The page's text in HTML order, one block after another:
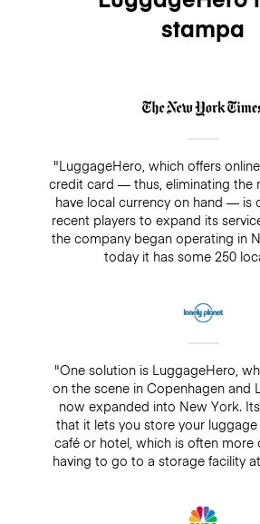
stampa
"LuggageHero, which offers
credit card — thus, eliminating the
have local currency on hand — is
recent players to expand its
the company began operating in
today it has some 250
"One solution is LuggageHero,
on the scene in Copenhagen and
now expanded into New York.
that it lets you store your
café or hotel, which is often more
having to go to a storage facility